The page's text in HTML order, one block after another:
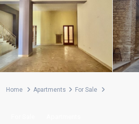
Home Apartments For Sale